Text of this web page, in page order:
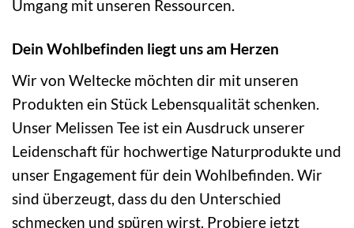
Umgang mit unseren Ressourcen.
Dein Wohlbefinden liegt uns am Herzen
Wir von Weltecke möchten dir mit unseren
Produkten ein Stück Lebensqualität schenken.
Unser Melissen Tee ist ein Ausdruck unserer
Leidenschaft für hochwertige Naturprodukte und
unser Engagement für dein Wohlbefinden. Wir
sind überzeugt, dass du den Unterschied
schmecken und spüren wirst. Probiere jetzt